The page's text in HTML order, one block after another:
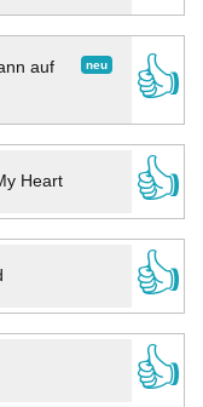
neu
auf
👍
Heart
👍
👍
👍